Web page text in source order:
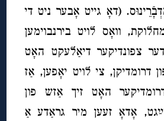
(דאָ גייט אָבער ניט די
וואָס לויט בירנבוימען
צפונדיקער דיאַלעקט האָט
דרומדיקן, צי לויט יאָפען, אַז
האָט זיך אַזש פון
אָדאָ זעען מיר גראַדע אַ